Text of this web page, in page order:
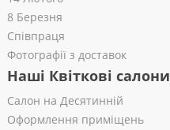
8 Березня
Співпраця
Фотографії з доставок
Наші Квіткові салони
Салон на Десятинній
Оформлення приміщень